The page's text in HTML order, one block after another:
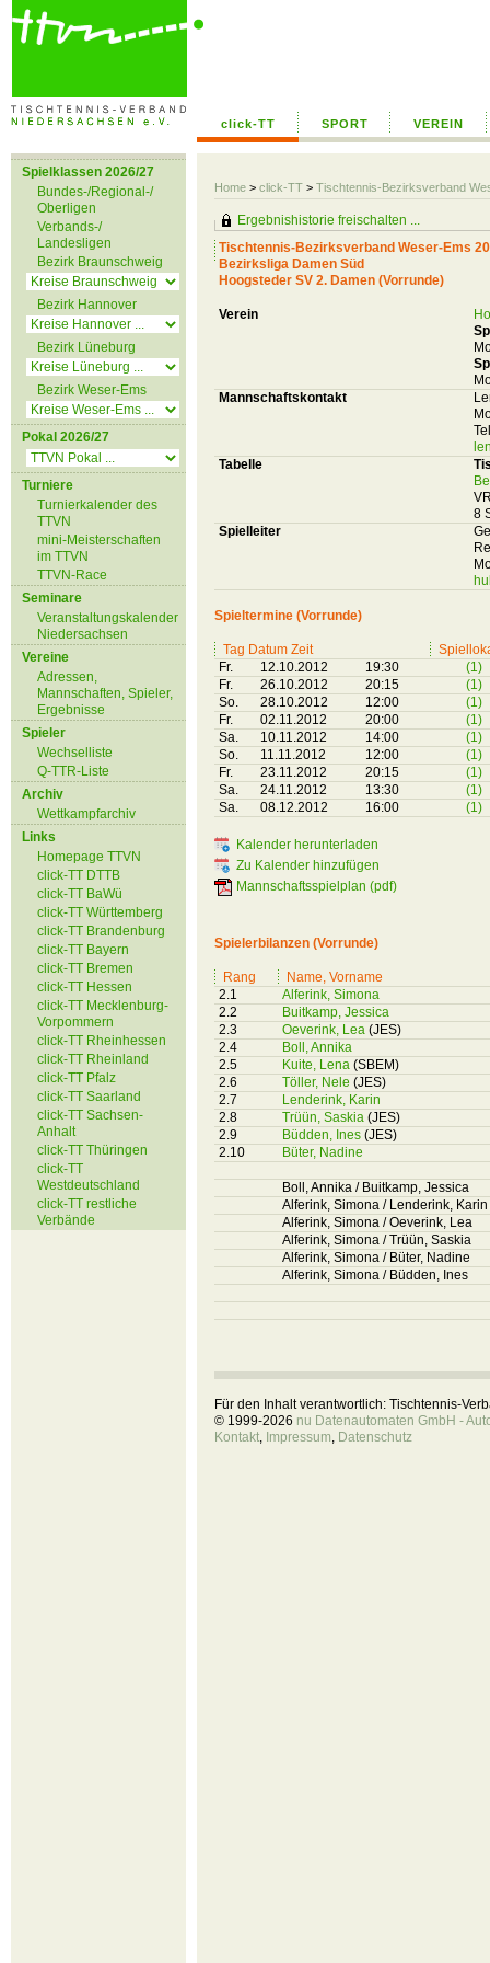
click-TT SPORT VEREIN
Home > click-TT > Tischtennis-Bezirksverband
Spielklassen 2026/27
Bundes-/Regional-/
Oberligen
Verbands-/
Landesligen
Bezirk Braunschweig
Bezirk Hannover
Bezirk Lüneburg
Bezirk Weser-Ems
Pokal 2026/27
Turniere
Turnierkalender des
TTVN
mini-Meisterschaften
im TTVN
TTVN-Race
Seminare
Veranstaltungskalender
Niedersachsen
Vereine
Adressen,
Mannschaften, Spieler,
Ergebnisse
Spieler
Wechselliste
Q-TTR-Liste
Archiv
Wettkampfarchiv
Links
Homepage TTVN
click-TT DTTB
click-TT BaWü
click-TT Württemberg
click-TT Brandenburg
click-TT Bayern
click-TT Bremen
click-TT Hessen
click-TT Mecklenburg-
Vorpommern
click-TT Rheinhessen
click-TT Rheinland
click-TT Pfalz
click-TT Saarland
click-TT Sachsen-
Anhalt
click-TT Thüringen
click-TT
Westdeutschland
click-TT restliche
Verbände
Ergebnishistorie freischalten ...
Tischtennis-Bezirksverband Weser-Ems
Bezirksliga Damen Süd
Hoogsteder SV 2. Damen (Vorrunde)
Verein
Mannschaftskontakt
Tabelle
8
Spielleiter
Spieltermine (Vorrunde)
Tag Datum Zeit
Fr.
12.10.2012 19:30
(1)
Fr.
26.10.2012 20:15
(1)
So.
28.10.2012 12:00
(1)
Fr.
02.11.2012 20:00
(1)
Sa.
10.11.2012 14:00
(1)
So.
11.11.2012 12:00
(1)
Fr.
23.11.2012 20:15
(1)
Sa.
24.11.2012 13:30
(1)
Sa.
08.12.2012 16:00 (1)
Kalender herunterladen
Zu Kalender hinzufügen
Mannschaftsspielplan (pdf)
Spielerbilanzen (Vorrunde)
Rang
Name, Vorname
2.1
Alferink, Simona
2.2
Buitkamp, Jessica
2.3
Oeverink, Lea (JES)
2.4
Boll, Annika
2.5
Kuite, Lena (SBEM)
2.6
Töller, Nele (JES)
2.7
Lenderink, Karin
2.8
Trüün, Saskia (JES)
2.9
Büdden, Ines (JES)
2.10
Büter, Nadine
Boll, Annika / Buitkamp, Jessica
Alferink, Simona / Lenderink, Karin
Alferink, Simona / Oeverink, Lea
Alferink, Simona / Trüün, Saskia
Alferink, Simona / Büter, Nadine
Alferink, Simona / Büdden, Ines
Für den Inhalt verantwortlich: Tischtennis-
© 1999-2026 nu Datenautomaten GmbH -
Kontakt, Impressum, Datenschutz